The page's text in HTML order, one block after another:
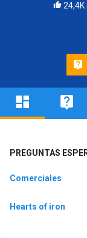
24,4K
PREGUNTAS
Comerciales
Hearts of iron